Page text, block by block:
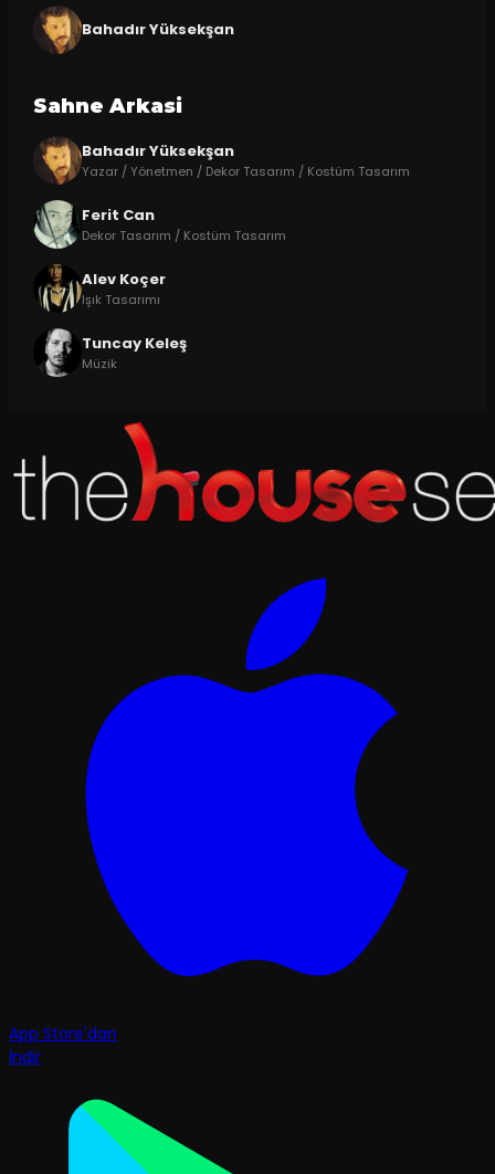
Bahadır Yüksekşan
Sahne Arkasi
Bahadır Yüksekşan
Yazar / Yönetmen / Dekor Tasarım / Kostüm Tasarım
Ferit Can
Dekor Tasarım / Kostüm Tasarım
Alev Koçer
Işık Tasarımı
Tuncay Keleş
Müzik
App Store'dan
İndir